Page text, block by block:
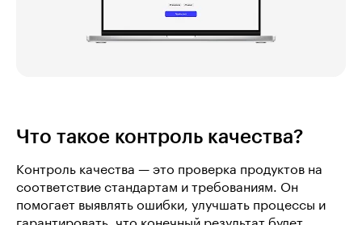
Что такое контроль качества?
Контроль качества — это проверка продуктов на
соответствие стандартам и требованиям. Он
помогает выявлять ошибки, улучшать процессы и